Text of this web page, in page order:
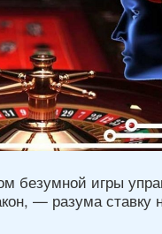
безумной игры
— разума ставку